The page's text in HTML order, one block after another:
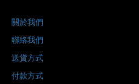
關於我們
聯絡我們
送貨方式
付款方式